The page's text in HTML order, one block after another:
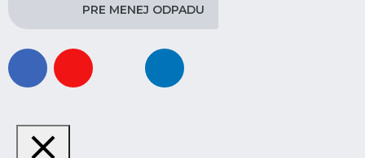
PRE MENEJ ODPADU
facebookyoutube instagramlinkedin